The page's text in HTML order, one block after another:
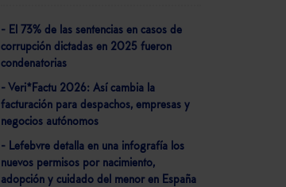
- El 73% de las sentencias en casos de
corrupción dictadas en 2025 fueron
condenatorias
- Veri*Factu 2026: Así cambia la
facturación para despachos, empresas y
negocios autónomos
- Lefebvre detalla en una infografía los
nuevos permisos por nacimiento,
adopción y cuidado del menor en España